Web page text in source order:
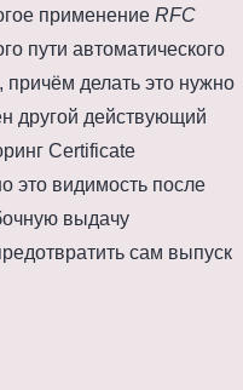
применение RFC
пути автоматического
делать это нужно
другой действующий
Certificate
это видимость после
выдачу
сам выпуск